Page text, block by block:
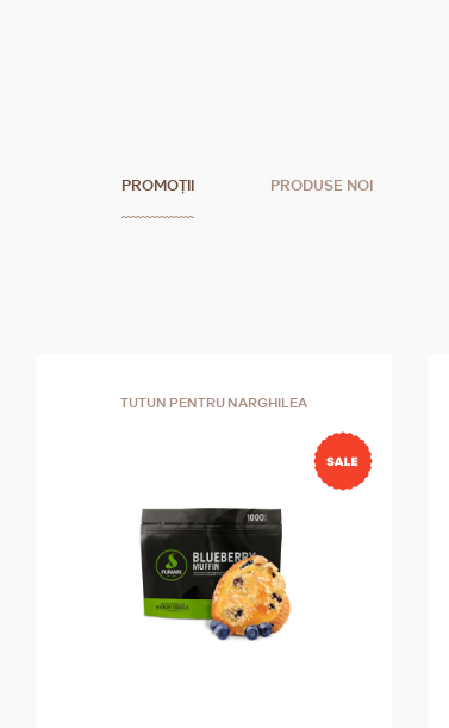
PROMOȚII PRODUSE NOI
TUTUN PENTRU NARGHILEA